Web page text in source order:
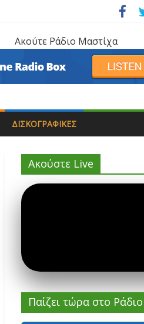
Ακούτε Ράδιο Μαστίχα
ΔΙΣΚΟΓΡΑΦΙΚΈΣ
Ακούστε Live
Παίζει τώρα στο